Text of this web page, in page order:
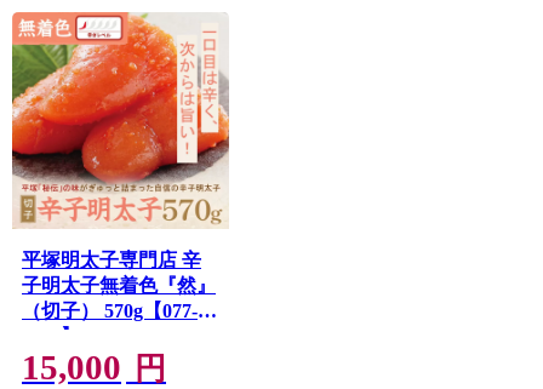
平塚明太子専門店 辛
子明太子無着色『然』
（切子） 570g【077-
0024】
15,000 円